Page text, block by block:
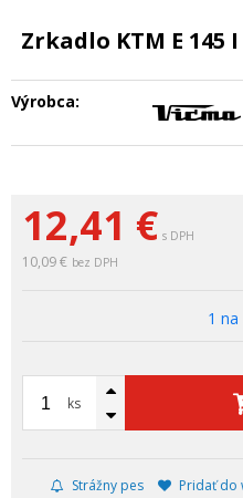
12,41 € s DPH
10,09 € bez DPH
1 na
ks
Strážny pes Pridať do
Zrkadlo KTM E 145
Výrobca: